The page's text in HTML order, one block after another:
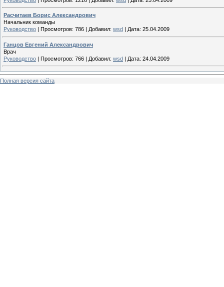
Расчитаев Борис Александрович
Начальник команды
Руководство
Просмотров: 786 Добавил: wsd Дата: 25.04.2009
Ганцов Евгений Александрович
Врач
Руководство | Просмотров: 766 | Добавил: wsd | Дата: 24.04.2009
Полная версия сайта